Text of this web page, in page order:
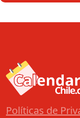
Políticas de